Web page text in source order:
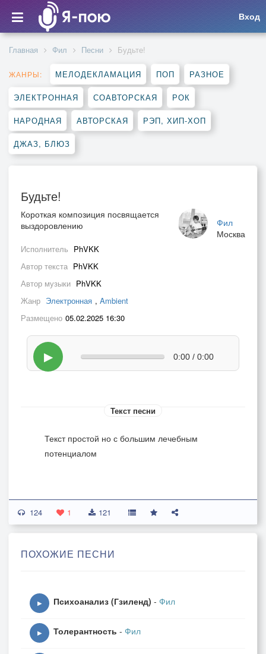
Вход
Главная Фил Песни Будьте!
ЖАНРЫ: МЕЛОДЕКЛАМАЦИЯ ПОП РАЗНОЕ
ЭЛЕКТРОННАЯ СОАВТОРСКАЯ РОК
НАРОДНАЯ АВТОРСКАЯ РЭП, ХИП-ХОП
ДЖАЗ, БЛЮЗ
Будьте!
Фил
Москва
Короткая композиция посвящается
выздоровлению
Исполнитель PhVKK
Автор текста PhVKK
Автор музыки PhVKK
Жанр Электронная , Ambient
Размещено 05.02.2025 16:30
▶ 0:00 / 0:00
Текст песни
Текст простой но с большим лечебным
потенциалом
124 1 121
ПОХОЖИЕ ПЕСНИ
▶ Психоанализ (Гзиленд) - Фил
▶ Толерантность - Фил